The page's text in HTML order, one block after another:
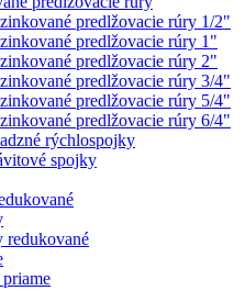
predlžovacie rúry 1/2"
predlžovacie rúry 1"
predlžovacie rúry 2"
predlžovacie rúry 3/4"
predlžovacie rúry 5/4"
predlžovacie rúry 6/4"
rýchlospojky
spojky
redukované
priame